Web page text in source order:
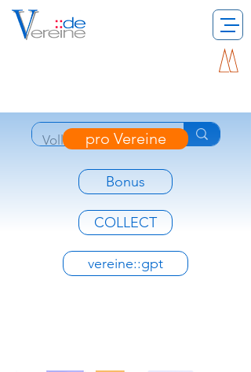
pro Vereine
Bonus
COLLECT
vereine::gpt